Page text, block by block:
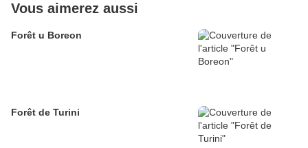
Vous aimerez aussi
Forêt u Boreon
Forêt de Turini